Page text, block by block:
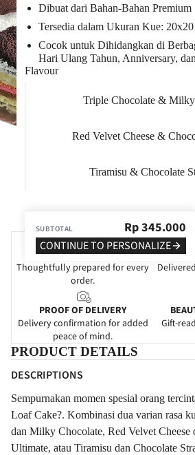
Dibuat dari Bahan-Bahan Premium
Tersedia dalam Ukuran Kue:
Cocok untuk Dihidangkan di
Hari Ulang Tahun, Anniversary,
Flavour
Triple Chocolate &
Red Velvet Cheese &
Tiramisu & Chocolate
SUBTOTAL Rp345.000
CONTINUE TO PERSONALIZE
PREPARED WITH CARE
Thoughtfully prepared for every
order.
PROOF OF DELIVERY
Delivery confirmation for added
peace of mind.
Gift-
PRODUCT DETAILS
DESCRIPTIONS
Sempurnakan momen spesial orang
Loaf Cake?. Kombinasi dua varian rasa
dan Milky Chocolate, Red Velvet Cheese
Ultimate, atau Tiramisu dan Chocolate